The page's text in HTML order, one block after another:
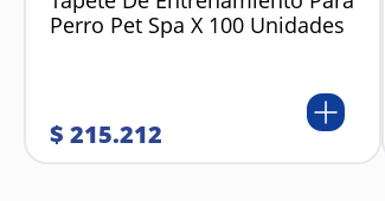
Perro Pet Spa X 100 Unidades
$ 215.212